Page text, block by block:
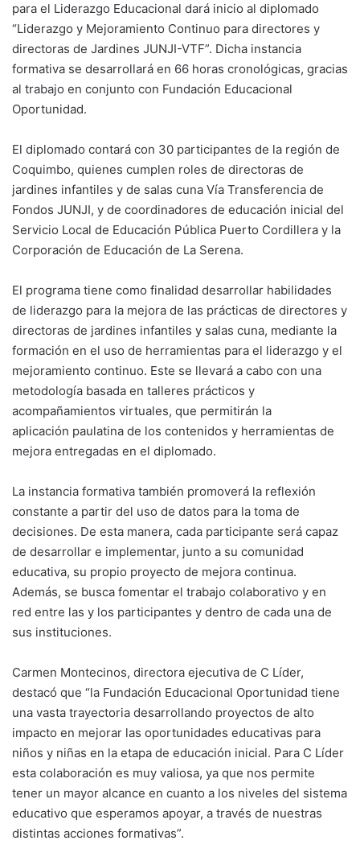
para el Liderazgo Educacional dará inicio al diplomado
“Liderazgo y Mejoramiento Continuo para directores y
directoras de Jardines JUNJI-VTF”. Dicha instancia
formativa se desarrollará en 66 horas cronológicas, gracias
al trabajo en conjunto con Fundación Educacional
Oportunidad.
El diplomado contará con 30 participantes de la región de
Coquimbo, quienes cumplen roles de directoras de
jardines infantiles y de salas cuna Vía Transferencia de
Fondos JUNJI, y de coordinadores de educación inicial del
Servicio Local de Educación Pública Puerto Cordillera y la
Corporación de Educación de La Serena.
El programa tiene como finalidad desarrollar habilidades
de liderazgo para la mejora de las prácticas de directores y
directoras de jardines infantiles y salas cuna, mediante la
formación en el uso de herramientas para el liderazgo y el
mejoramiento continuo. Este se llevará a cabo con una
metodología basada en talleres prácticos y
acompañamientos virtuales, que permitirán la
aplicación paulatina de los contenidos y herramientas de
mejora entregadas en el diplomado.
La instancia formativa también promoverá la reflexión
constante a partir del uso de datos para la toma de
decisiones. De esta manera, cada participante será capaz
de desarrollar e implementar, junto a su comunidad
educativa, su propio proyecto de mejora continua.
Además, se busca fomentar el trabajo colaborativo y en
red entre las y los participantes y dentro de cada una de
sus instituciones.
Carmen Montecinos, directora ejecutiva de C Líder,
destacó que “la Fundación Educacional Oportunidad tiene
una vasta trayectoria desarrollando proyectos de alto
impacto en mejorar las oportunidades educativas para
niños y niñas en la etapa de educación inicial. Para C Líder
esta colaboración es muy valiosa, ya que nos permite
tener un mayor alcance en cuanto a los niveles del sistema
educativo que esperamos apoyar, a través de nuestras
distintas acciones formativas”.